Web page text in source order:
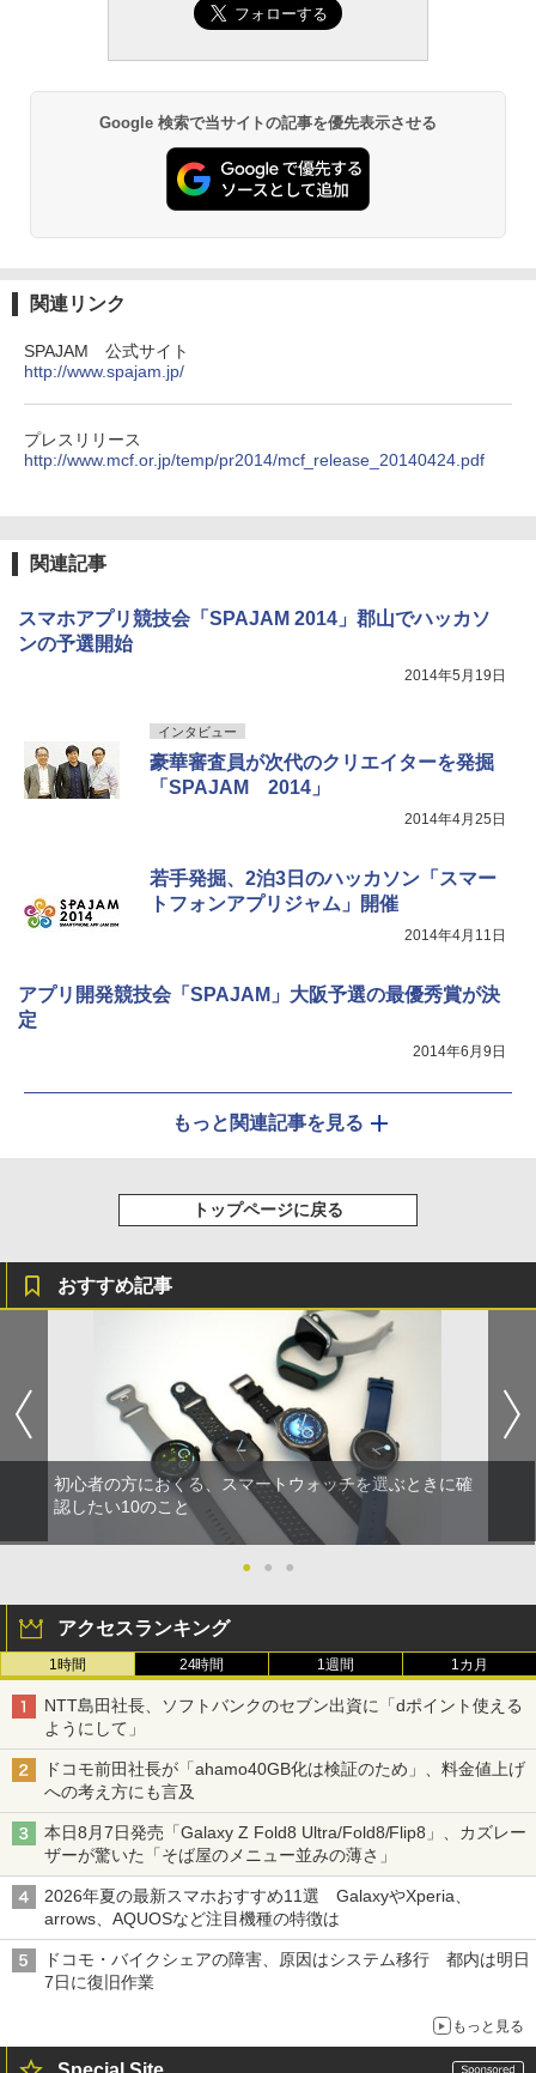
Google 検索で当サイトの記事を優先表示させる
関連リンク
SPAJAM 公式サイト
http://www.spajam.jp/
プレスリリース
http://www.mcf.or.jp/temp/pr2014/mcf_release_20140424.pdf
関連記事
スマホアプリ競技会「SPAJAM 2014」郡山でハッカソ
ンの予選開始
2014年5月19日
インタビュー
豪華審査員が次代のクリエイターを発掘
「SPAJAM 2014」
2014年4月25日
若手発掘、2泊3日のハッカソン「スマー
トフォンアプリジャム」開催
2014年4月11日
アプリ開発競技会「SPAJAM」大阪予選の最優秀賞が決
定
2014年6月9日
もっと関連記事を見る
トップページに戻る
おすすめ記事
初心者の方におくる、スマートウォッチを選ぶときに確
認したい10のこと
● ● ●
アクセスランキング
1時間 24時間 1週間 1カ月
NTT島田社長、ソフトバンクのセブン出資に「dポイント使える
ようにして」
ドコモ前田社長が「ahamo40GB化は検証のため」、料金値上げ
への考え方にも言及
本日8月7日発売「Galaxy Z Fold8 Ultra/Fold8/Flip8」、カズレー
ザーが驚いた「そば屋のメニュー並みの薄さ」
2026年夏の最新スマホおすすめ11選 GalaxyやXperia、
arrows、AQUOSなど注目機種の特徴は
ドコモ・バイクシェアの障害、原因はシステム移行 都内は明日
7日に復旧作業
もっと見る